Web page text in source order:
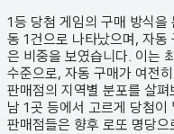
1등 당첨 게임의 구매 방식을
동 1건 으로 나타났으며, 자동
은 비중을 보였습니다. 이는
수준으로, 자동 구매가 여전
판매점의 지역별 분포를 살펴
남 1곳 등에서 고르게 당첨이
판매점들은 향후 로또 명당